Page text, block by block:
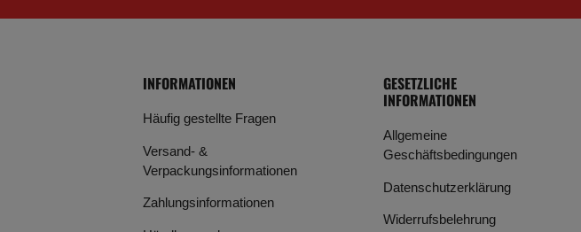
INFORMATIONEN
Häufig gestellte Fragen
Versand- &
Verpackungsinformationen
Zahlungsinformationen
GESETZLICHE
INFORMATIONEN
Allgemeine
Geschäftsbedingungen
Datenschutzerklärung
Widerrufsbelehrung